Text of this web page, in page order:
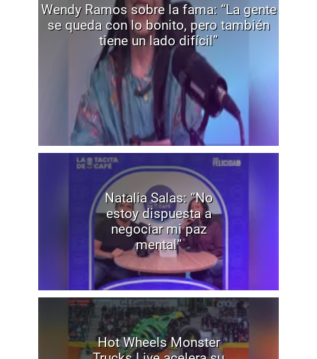
Wendy Ramos sobre la fama: “La gente
se queda con lo bonito, pero también
tiene un lado difícil”
Natalia Salas: “No
estoy dispuesta a
negociar mi paz
mental”
Hot Wheels Monster